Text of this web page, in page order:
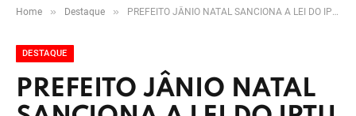
Home » Destaque » PREFEITO JÂNIO NATAL SANCIONA A LEI DO IPTU VERDE EM PORTO SEGURO
DESTAQUE
PREFEITO JÂNIO NATAL